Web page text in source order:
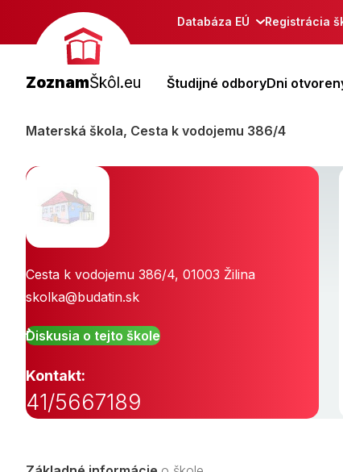
Databáza EÚ Registrácia
ZoznamŠkôl.eu Študijné odboryDni
Materská škola, Cesta k vodojemu 386/4
Cesta k vodojemu 386/4, 01003 Žilina
skolka@budatin.sk
Diskusia o tejto škole
Kontakt:
41/5667189